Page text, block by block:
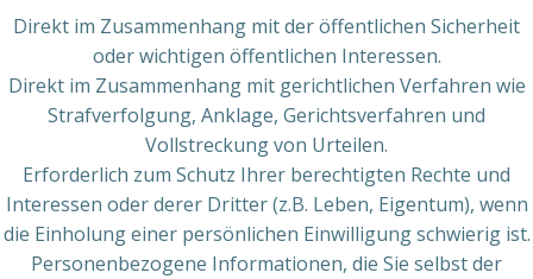
Direkt im Zusammenhang mit der öffentlichen Sicherheit
oder wichtigen öffentlichen Interessen.
Direkt im Zusammenhang mit gerichtlichen Verfahren wie
Strafverfolgung, Anklage, Gerichtsverfahren und
Vollstreckung von Urteilen.
Erforderlich zum Schutz Ihrer berechtigten Rechte und
Interessen oder derer Dritter (z.B. Leben, Eigentum), wenn
die Einholung einer persönlichen Einwilligung schwierig ist.
Personenbezogene Informationen, die Sie selbst der